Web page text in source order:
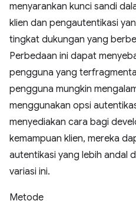
menyarankan kunci sandi
klien dan pengautentikasi
tingkat dukungan yang
Perbedaan ini dapat
pengguna yang
pengguna mungkin
menggunakan opsi
menyediakan cara bagi
kemampuan klien, mereka
autentikasi yang lebih andal
variasi ini.
Metode